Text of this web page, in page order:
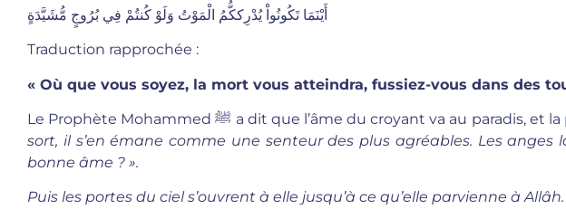
أَيْنَمَا تَكُونُواْ يُدْرِككُّمُ الْمَوْتُ وَلَوْ كُنتُمْ فِي بُرُوجٍ مُّشَيَّدَةٍ
Traduction rapprochée :
« Où que vous soyez, la mort vous atteindra, fussiez-vous dans des
Le Prophète Mohammed a dit que l’âme du croyant va au paradis, et
sort, il s’en émane comme une senteur des plus agréables. Les anges
bonne âme ? ».
Puis les portes du ciel s’ouvrent à elle jusqu’à ce qu’elle parvienne à Allâh.